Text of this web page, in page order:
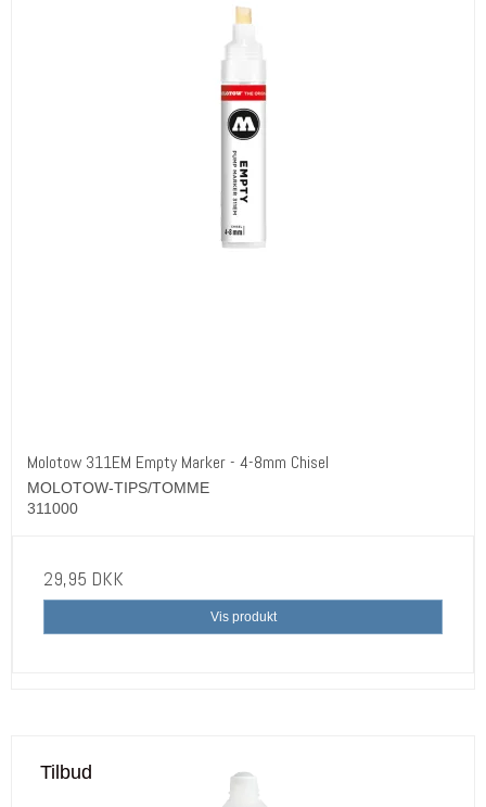
Molotow 311EM Empty Marker - 4-8mm Chisel
MOLOTOW-TIPS/TOMME
311000
29,95 DKK
Vis produkt
Tilbud